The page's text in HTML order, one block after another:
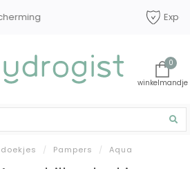
in baby en kindverzorging
0
/ Pampers / Aqua